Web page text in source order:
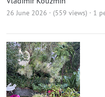
26 June 2026 · (559 views) · 1